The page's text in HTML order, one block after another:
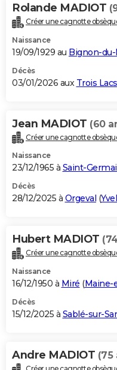
Rolande MADIOT
Créer une cagnotte
Naissance
19/09/1929 au Bignon-
Décès
03/01/2026 aux Trois Lacs
Jean MADIOT (60
Créer une cagnotte
Naissance
23/12/1965 à Saint-
Décès
28/12/2025 à Orgeval (
Hubert MADIOT
Créer une cagnotte
Naissance
16/12/1950 à Miré (Maine-
Décès
15/12/2025 à Sablé-sur-
Andre MADIOT (75